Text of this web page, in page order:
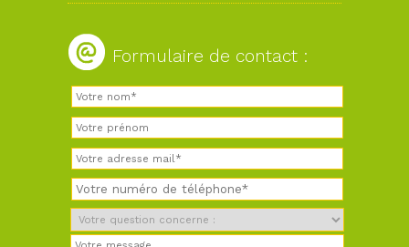
Formulaire de contact :